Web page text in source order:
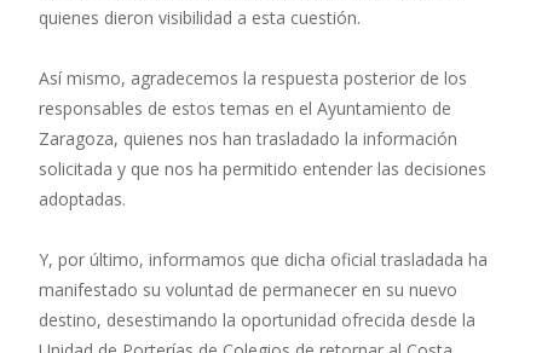
quienes dieron visibilidad a esta cuestión.
Así mismo, agradecemos la respuesta posterior de los
responsables de estos temas en el Ayuntamiento de
Zaragoza, quienes nos han trasladado la información
solicitada y que nos ha permitido entender las decisiones
adoptadas.
Y, por último, informamos que dicha oficial trasladada ha
manifestado su voluntad de permanecer en su nuevo
destino, desestimando la oportunidad ofrecida desde la